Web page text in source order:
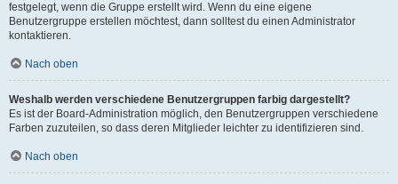
festgelegt, wenn die Gruppe erstellt wird. Wenn du eine eigene
Benutzergruppe erstellen möchtest, dann solltest du einen Administrator
kontaktieren.
Nach oben
Weshalb werden verschiedene Benutzergruppen farbig dargestellt?
Es ist der Board-Administration möglich, den Benutzergruppen verschiedene
Farben zuzuteilen, so dass deren Mitglieder leichter zu identifizieren sind.
Nach oben